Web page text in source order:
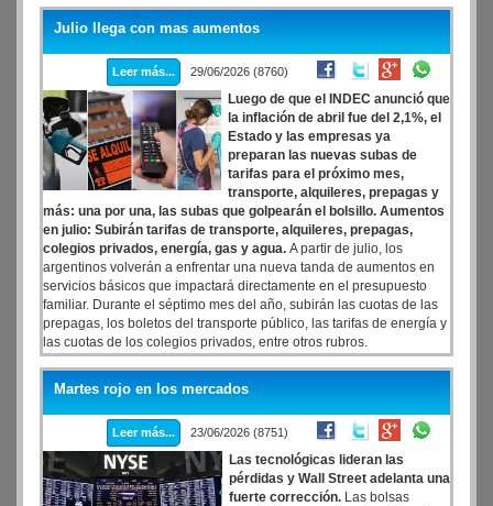
del 1,7%, poniendo pausa así a una racha de nueve meses
consecutivos de caídas.
Julio llega con mas aumentos
Leer más... 29/06/2026 (8760)
Luego de que el INDEC anunció que
la inflación de abril fue del 2,1%, el
Estado y las empresas ya
preparan las nuevas subas de
tarifas para el próximo mes,
transporte, alquileres, prepagas y
más: una por una, las subas que golpearán el bolsillo. Aumentos
en julio: Subirán tarifas de transporte, alquileres, prepagas,
colegios privados, energía, gas y agua. A partir de julio, los
argentinos volverán a enfrentar una nueva tanda de aumentos en
servicios básicos que impactará directamente en el presupuesto
familiar. Durante el séptimo mes del año, subirán las cuotas de las
prepagas, los boletos del transporte público, las tarifas de energía y
las cuotas de los colegios privados, entre otros rubros.
Martes rojo en los mercados
Leer más... 23/06/2026 (8751)
Las tecnológicas lideran las
pérdidas y Wall Street adelanta una
fuerte corrección. Las bolsas